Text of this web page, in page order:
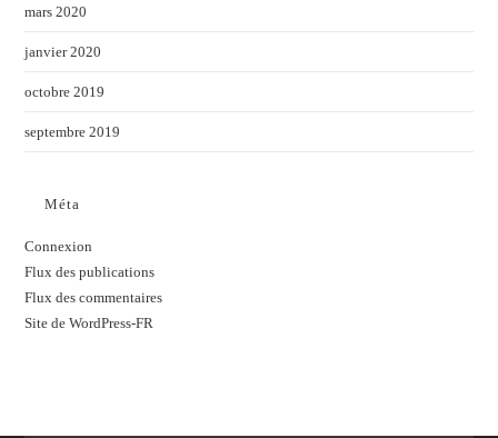
mars 2020
janvier 2020
octobre 2019
septembre 2019
Méta
Connexion
Flux des publications
Flux des commentaires
Site de WordPress-FR